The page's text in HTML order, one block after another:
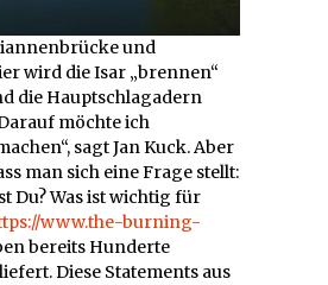
und
wird die Isar „brennen“
die Hauptschlagadern
möchte ich
sagt Jan Kuck. Aber
man sich eine Frage stellt:
Du? Was ist wichtig für
www.the-burning-
bereits Hunderte
Diese Statements aus